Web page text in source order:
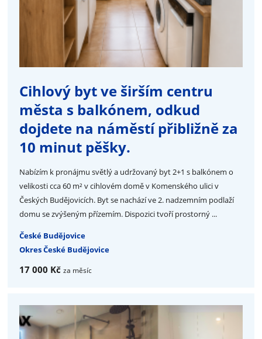
Cihlový byt ve širším centru
města s balkónem, odkud
dojdete na náměstí přibližně za
10 minut pěšky.
Nabízím k pronájmu světlý a udržovaný byt 2+1 s balkónem o
velikosti cca 60 m² v cihlovém domě v Komenského ulici v
Českých Budějovicích. Byt se nachází ve 2. nadzemním podlaží
domu se zvýšeným přízemím. Dispozici tvoří prostorný ...
České Budějovice
Okres České Budějovice
17 000 Kč za měsíc